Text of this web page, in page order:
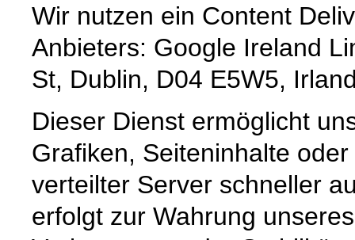
Wir nutzen ein Content
Anbieters: Google Ireland
St, Dublin, D04 E5W5,
Dieser Dienst ermöglicht
Grafiken, Seiteninhalte
verteilter Server schneller
erfolgt zur Wahrung